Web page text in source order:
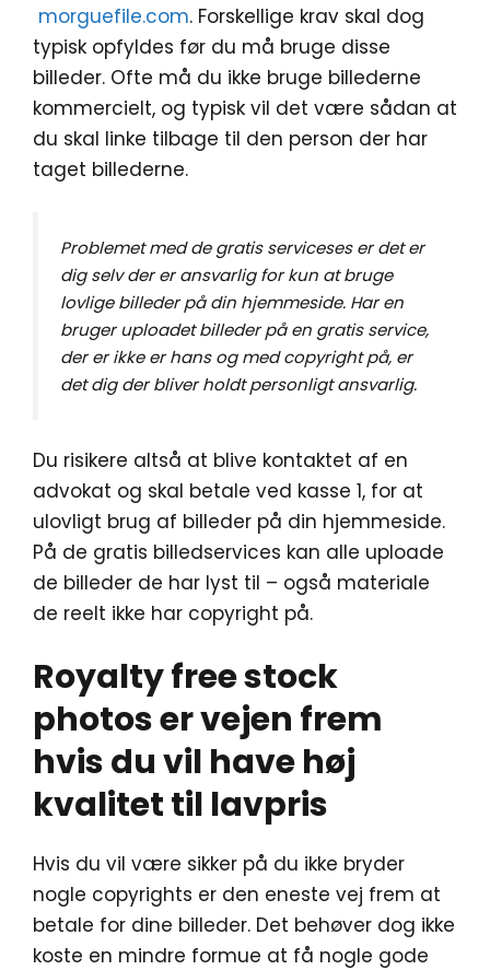
morguefile.com. Forskellige krav skal dog
typisk opfyldes før du må bruge disse
billeder. Ofte må du ikke bruge billederne
kommercielt, og typisk vil det være sådan at
du skal linke tilbage til den person der har
taget billederne.
Problemet med de gratis serviceses er det er
dig selv der er ansvarlig for kun at bruge
lovlige billeder på din hjemmeside. Har en
bruger uploadet billeder på en gratis service,
der er ikke er hans og med copyright på, er
det dig der bliver holdt personligt ansvarlig.
Du risikere altså at blive kontaktet af en
advokat og skal betale ved kasse 1, for at
ulovligt brug af billeder på din hjemmeside.
På de gratis billedservices kan alle uploade
de billeder de har lyst til – også materiale
de reelt ikke har copyright på.
Royalty free stock
photos er vejen frem
hvis du vil have høj
kvalitet til lavpris
Hvis du vil være sikker på du ikke bryder
nogle copyrights er den eneste vej frem at
betale for dine billeder. Det behøver dog ikke
koste en mindre formue at få nogle gode